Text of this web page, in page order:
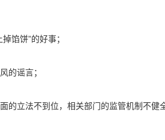
馅饼”的好事；
的谣言；
的立法不到位，相关部门的监管机制不健